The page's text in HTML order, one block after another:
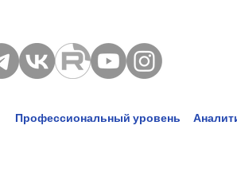
Профессиональный уровень